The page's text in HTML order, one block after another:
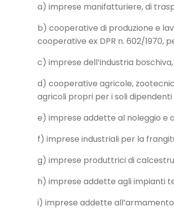
a) imprese manifatturiere, di
b) cooperative di produzione e
cooperative ex DPR n. 602/1970,
c) imprese dell’industria
d) cooperative agricole,
agricoli propri per i soli
e) imprese addette al noleggio e
f) imprese industriali per la
g) imprese produttrici di
h) imprese addette agli impianti
i) imprese addette